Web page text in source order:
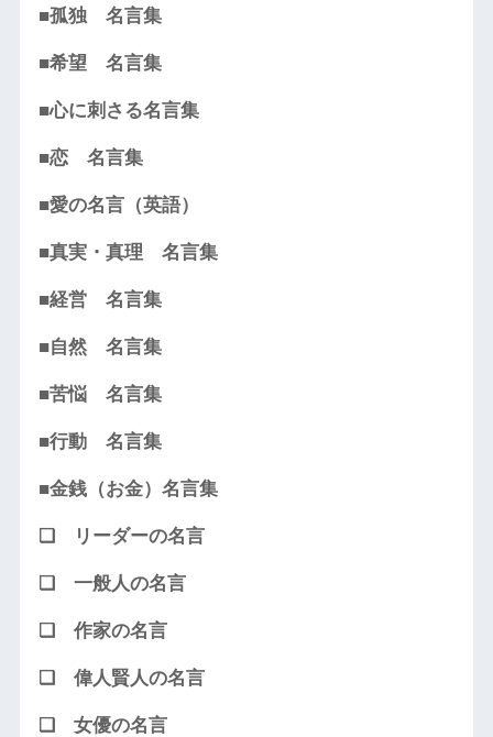
■孤独 名言集
■希望 名言集
■心に刺さる名言集
■恋 名言集
■愛の名言（英語）
■真実・真理 名言集
■経営 名言集
■自然 名言集
■苦悩 名言集
■行動 名言集
■金銭（お金）名言集
❏ リーダーの名言
❏ 一般人の名言
❏ 作家の名言
❏ 偉人賢人の名言
❏ 女優の名言